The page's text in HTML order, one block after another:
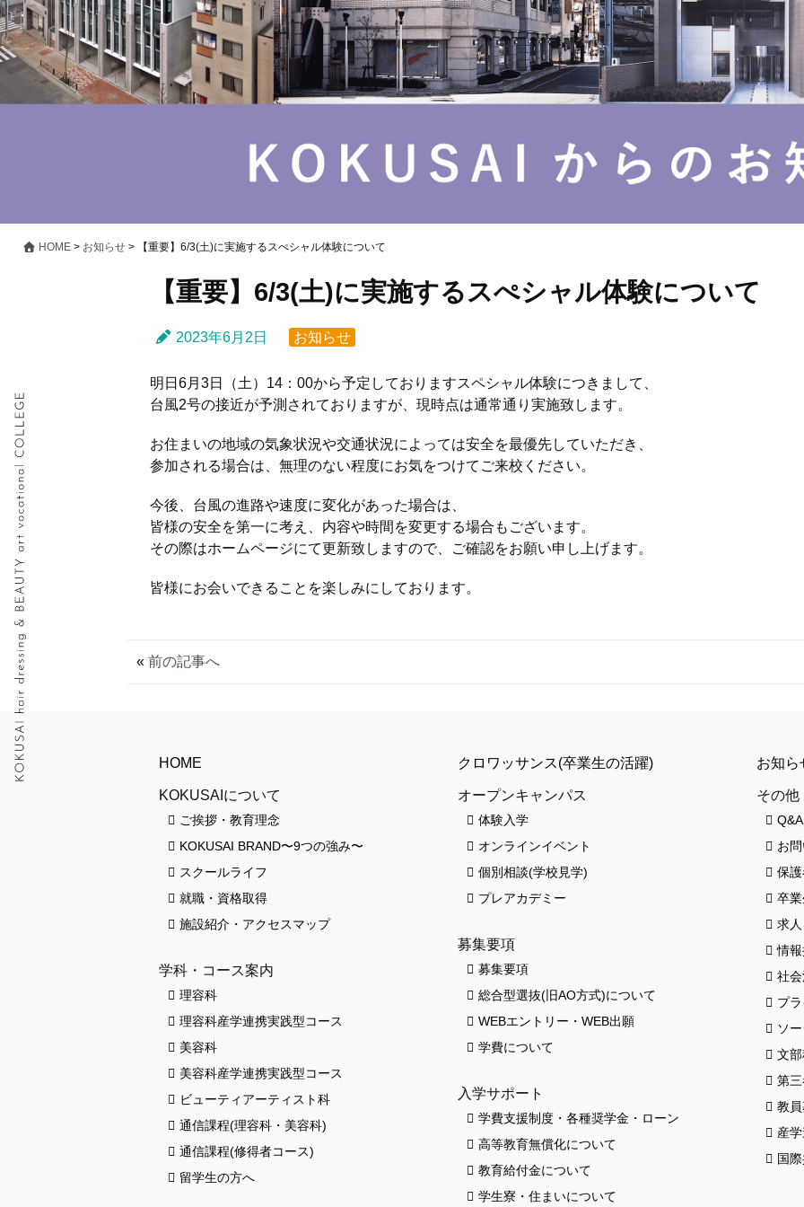
HOME > お知らせ > 【重要】6/3(土)に実施するスぺシャル体験について
【重要】6/3(土)に実施するスぺシャル体験について
2023年6月2日 お知らせ
明日6月3日（土）14：00から予定しておりますスペシャル体験につきまして、
台風2号の接近が予測されておりますが、現時点は通常通り実施致します。
お住まいの地域の気象状況や交通状況によっては安全を最優先していただき、
参加される場合は、無理のない程度にお気をつけてご来校ください。
今後、台風の進路や速度に変化があった場合は、
皆様の安全を第一に考え、内容や時間を変更する場合もございます。
その際はホームページにて更新致しますので、ご確認をお願い申し上げます。
皆様にお会いできることを楽しみにしております。
« 前の記事へ
HOME
KOKUSAIについて
ご挨拶・教育理念
KOKUSAI BRAND〜9つの強み〜
スクールライフ
就職・資格取得
施設紹介・アクセスマップ
学科・コース案内
理容科
理容科産学連携実践型コース
美容科
美容科産学連携実践型コース
ビューティアーティスト科
通信課程(理容科・美容科)
通信課程(修得者コース)
留学生の方へ
クロワッサンス(卒業生の活躍)
オープンキャンパス
体験入学
オンラインイベント
個別相談(学校見学)
プレアカデミー
募集要項
募集要項
総合型選抜(旧AO方式)について
WEBエントリー・WEB出願
学費について
入学サポート
学費支援制度・各種奨学金・ローン
高等教育無償化について
教育給付金について
学生寮・住まいについて
お知ら
その他
Q&A
お
保
卒
求
情
社
プ
ソ
文
第
教
産
国